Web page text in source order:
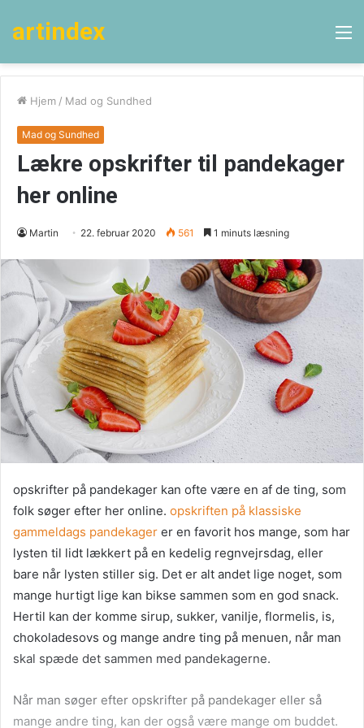
artindex
Hjem / Mad og Sundhed
Mad og Sundhed
Lækre opskrifter til pandekager
her online
Martin 22. februar 2020 561 1 minuts læsning
opskrifter på pandekager kan ofte være en af de ting, som
folk søger efter her online. opskriften på klassiske
gammeldags pandekager er en favorit hos mange, som har
lysten til lidt lækkert på en kedelig regnvejrsdag, eller
bare når lysten stiller sig. Det er alt andet lige noget, som
mange hurtigt lige kan bikse sammen som en god snack.
Hertil kan der komme sirup, sukker, vanilje, flormelis, is,
chokoladesovs og mange andre ting på menuen, når man
skal spæde det sammen med pandekagerne.
Når man søger efter opskrifter på pandekager eller så
mange andre ting, kan der også være mange om buddet.